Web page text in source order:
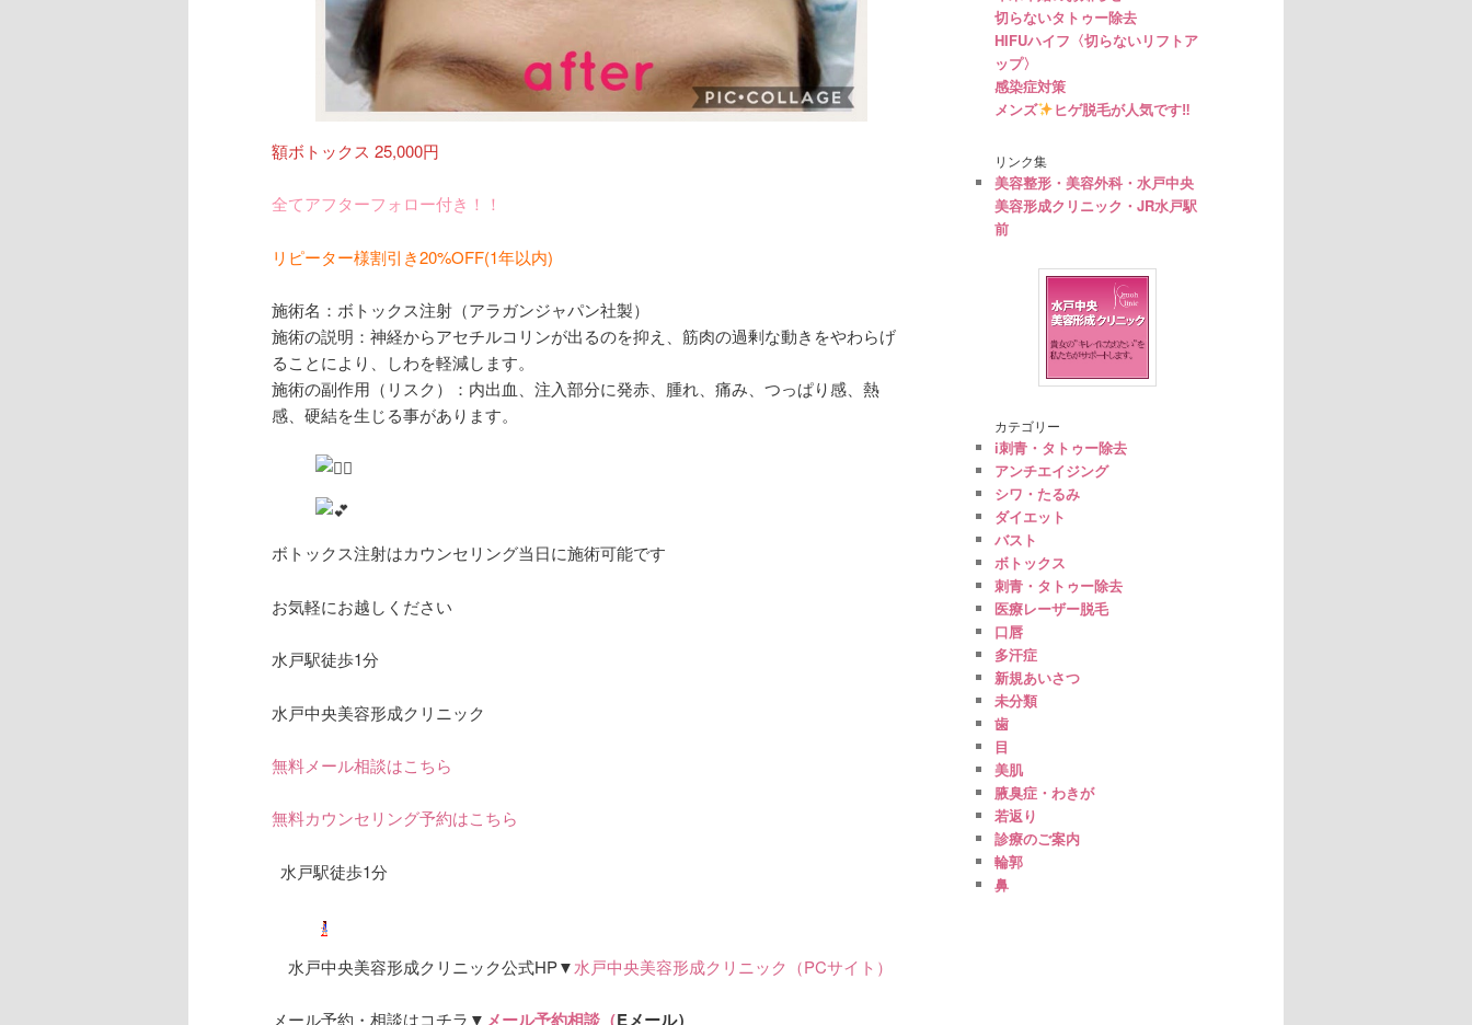
額ボトックス 25,000円
全てアフターフォロー付き！！
リピーター様割引き20%OFF(1年以内)
施術名：ボトックス注射（アラガンジャパン社製）
施術の説明：神経からアセチルコリンが出るのを抑え、筋肉の過剰な動きをやわらげ
ることにより、しわを軽減します。
施術の副作用（リスク）：内出血、注入部分に発赤、腫れ、痛み、つっぱり感、熱
感、硬結を生じる事があります。
ボトックス注射はカウンセリング当日に施術可能です
お気軽にお越しください
水戸駅徒歩1分
水戸中央美容形成クリニック
無料メール相談はこちら
無料カウンセリング予約はこちら
水戸駅徒歩1分
水戸中央美容形成クリニック公式HP▼水戸中央美容形成クリニック（PCサイト）
メール予約・相談はコチラ▼ メール予約相談（Eメール）
切らないタトゥー除去
HIFUハイフ〈切らないリフトア
ップ〉
感染症対策
メンズ
ヒゲ脱毛が人気です‼︎
リンク集
美容整形・美容外科・水戸中央
美容形成クリニック・JR水戸駅
前
カテゴリー
i刺青・タトゥー除去
アンチエイジング
シワ・たるみ
ダイエット
バスト
ボトックス
刺青・タトゥー除去
医療レーザー脱毛
口唇
多汗症
新規あいさつ
未分類
歯
目
美肌
腋臭症・わきが
若返り
診療のご案内
輪郭
鼻